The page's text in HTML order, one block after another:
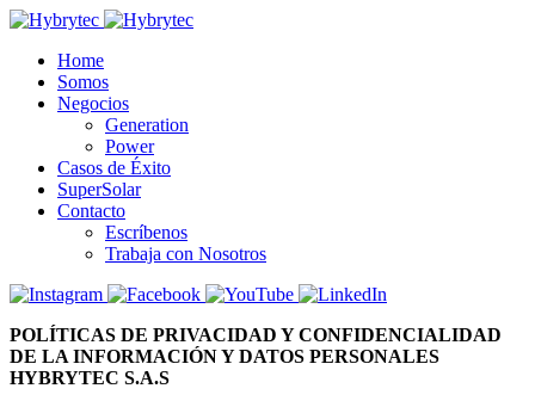
Home
Somos
Negocios
Generation
Power
Casos de Éxito
SuperSolar
Contacto
Escríbenos
Trabaja con Nosotros
POLÍTICAS DE PRIVACIDAD Y CONFIDENCIALIDAD
DE LA INFORMACIÓN Y DATOS PERSONALES
HYBRYTEC S.A.S